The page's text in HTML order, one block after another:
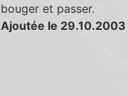
bouger et passer.
Ajoutée le 29.10.2003